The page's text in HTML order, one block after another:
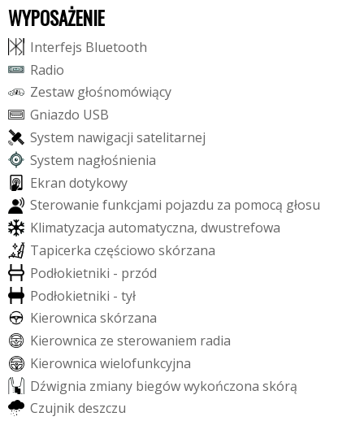
WYPOSAŻENIE
Interfejs Bluetooth
Radio
Zestaw głośnomówiący
Gniazdo USB
System nawigacji satelitarnej
System nagłośnienia
Ekran dotykowy
Sterowanie funkcjami pojazdu za pomocą głosu
Klimatyzacja automatyczna, dwustrefowa
Tapicerka częściowo skórzana
Podłokietniki - przód
Podłokietniki - tył
Kierownica skórzana
Kierownica ze sterowaniem radia
Kierownica wielofunkcyjna
Dźwignia zmiany biegówwykończona skórą
Czujnikdeszczu